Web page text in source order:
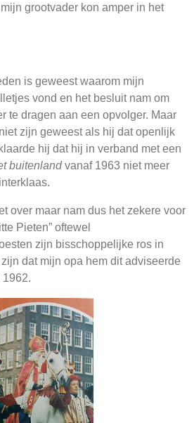
grootvader kon amper in het
is geweest waarom mijn
vond en het besluit nam om
te dragen aan een opvolger. Maar
zijn geweest als hij dat openlijk
hij dat hij in verband met een
buitenlandvanaf 1963 niet meer
over maar nam dus het zekere voor
Pieten” oftewel
zijn bisschoppelijke ros in
dat mijn opa hem dit adviseerde
1962.